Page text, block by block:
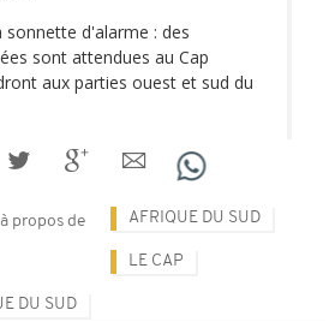
d'alarme : des
sont attendues au Cap
aux parties ouest et sud du
propos de AFRIQUE DU SUD
LE CAP
DU SUD